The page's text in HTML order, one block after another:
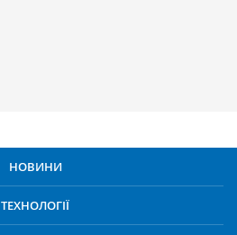
НОВИНИ
ТЕХНОЛОГІЇ